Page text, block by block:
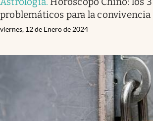
problemáticos para la convivencia
viernes, 12 de Enero de 2024